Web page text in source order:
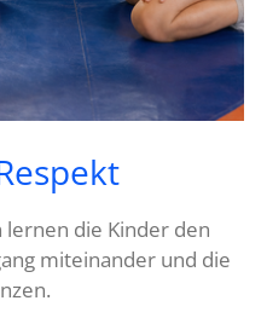
lernen die Kinder den
miteinander und die